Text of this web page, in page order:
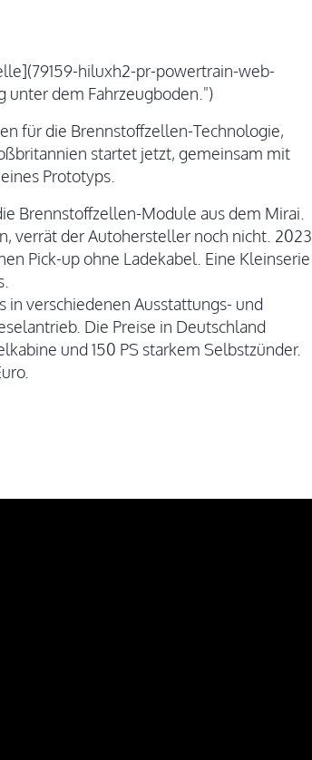
hiluxh2-pr-powertrain-web-
unter dem Fahrzeugboden.")
für die Brennstoffzellen-Technologie,
startet jetzt, gemeinsam mit
Prototyps.
Brennstoffzellen-Module aus dem Mirai.
verrät der Autohersteller noch nicht. 2023
Pick-up ohne Ladekabel. Eine Kleinserie
in verschiedenen Ausstattungs- und
Die Preise in Deutschland
und 150 PS starkem Selbstzünder.